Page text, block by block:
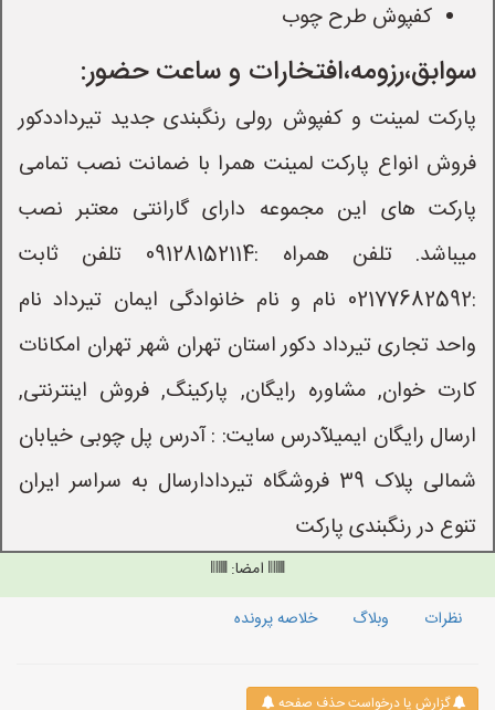
کفپوش طرح چوب
سوابق،رزومه،افتخارات و ساعت حضور:
پارکت لمینت و کفپوش رولی رنگبندی جدید تیرداددکور
فروش انواع پارکت لمینت همرا با ضمانت نصب تمامی
پارکت های این مجموعه دارای گارانتی معتبر نصب
میباشد. تلفن همراه :09128152114 تلفن ثابت
:02177682592 نام و نام خانوادگی ایمان تیرداد نام
واحد تجاری تیرداد دکور استان تهران شهر تهران امکانات
کارت خوان, مشاوره رایگان, پارکینگ, فروش اینترنتی,
ارسال رایگان ایمیلآدرس سایت: : آدرس پل چوبی خیابان
شمالی پلاک 39 فروشگاه تیردادارسال به سراسر ایران
تنوع در رنگبندی پارکت
امضا:
نظرات
وبلاگ خلاصه پرونده
گزارش یا درخواست حذف صفحه